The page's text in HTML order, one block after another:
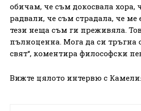
обичам, че съм докосвала хора,
радвали, че съм страдала, че ме
тези неща съм ги преживяла.
пълноценна. Мога да си тръгна
свят“, коментира философски
Вижте цялото интервю с